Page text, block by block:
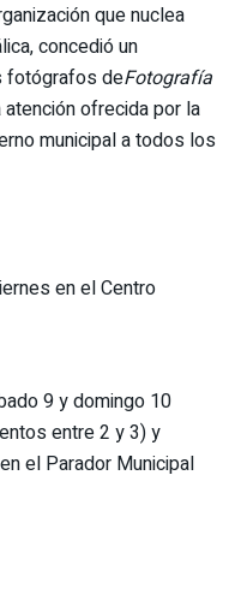
que nuclea
concedió un
fotógrafos deFotografía
ofrecida por la
municipal a todos los
en el Centro
9 y domingo 10
entre 2 y 3) y
el Parador Municipal